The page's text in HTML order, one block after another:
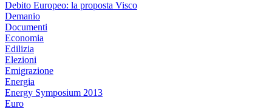
Debito Europeo: la proposta Visco
Demanio
Documenti
Economia
Edilizia
Elezioni
Emigrazione
Energia
Energy Symposium 2013
Euro